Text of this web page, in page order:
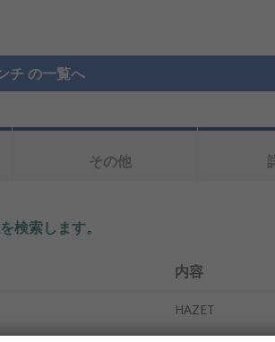
チ の一覧へ
その他
検索します。
内容
HAZET